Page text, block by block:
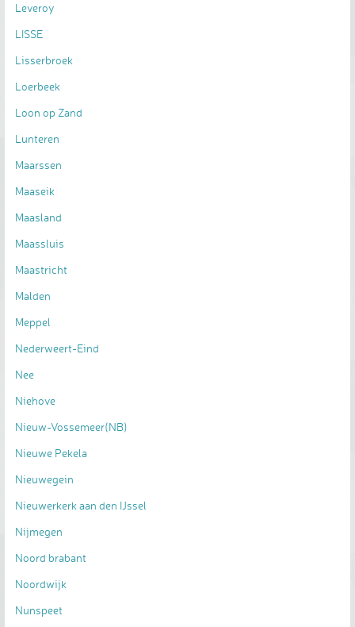
Leveroy
LISSE
Lisserbroek
Loerbeek
Loon op Zand
Lunteren
Maarssen
Maaseik
Maasland
Maassluis
Maastricht
Malden
Meppel
Nederweert-Eind
Nee
Niehove
Nieuw-Vossemeer(NB)
Nieuwe Pekela
Nieuwegein
Nieuwerkerk aan den IJssel
Nijmegen
Noord brabant
Noordwijk
Nunspeet